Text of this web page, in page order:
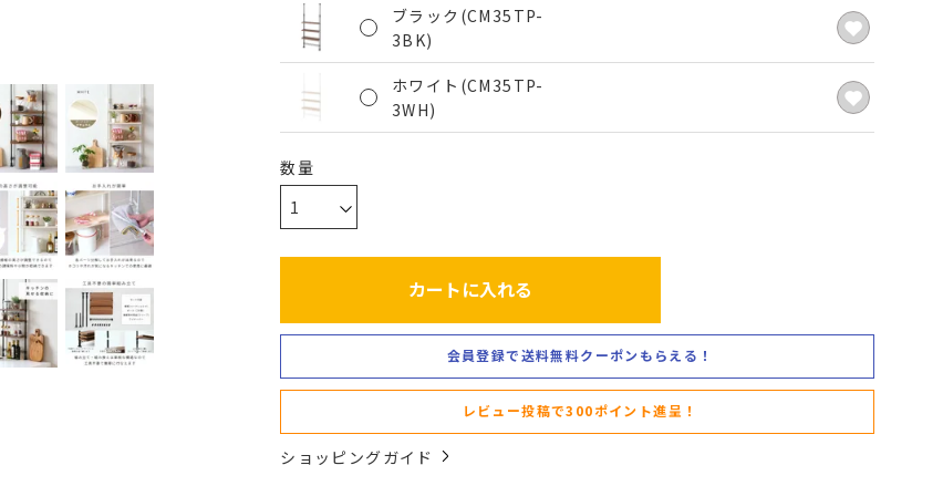
ブラック(CM35TP-
3BK)
ホワイト(CM35TP-
3WH)
カートに入れる
会員登録で送料無料クーポンもらえる！
レビュー投稿で300ポイント進呈！
ショッピングガイド